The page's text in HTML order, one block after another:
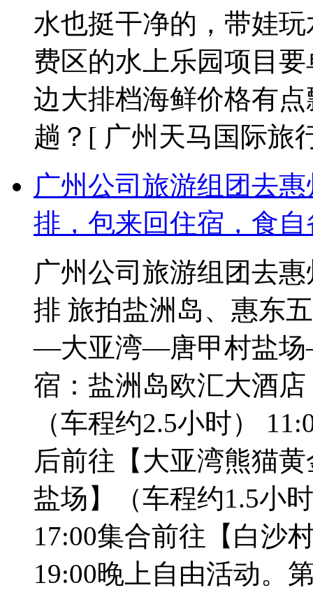
水也挺干净的，带娃
费区的水上乐园项目
边大排档海鲜价格有
趟？ [ 广州天马国际旅
广州公司旅游组团去
排，包来回住宿，食
广州公司旅游组团去
排 旅拍盐洲岛、惠东
—大亚湾—唐甲村盐场
宿：盐洲岛欧汇大酒
（车程约2.5小时）
后前往【大亚湾熊猫
盐场】（车程约1.5小
17:00集合前往【白沙
19:00晚上自由活动。